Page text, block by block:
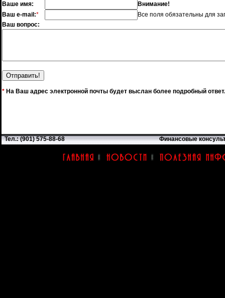
Ваше имя:
Внимание!
Ваш e-mail:*
Все поля обязательны для
Ваш вопрос:
* На Ваш адрес электронной почты будет выслан более подробный ответ.
Тел.: (901) 575-88-68 Финансовые